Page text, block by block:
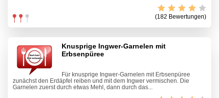
(182 Bewertungen)
Knusprige Ingwer-Garnelen mit
Erbsenpüree
Für knusprige Ingwer-Garnelen mit Erbsenpüree
zunächst den Erdäpfel reiben und mit dem Ingwer vermischen. Die
Garnelen zuerst durch etwas Mehl, dann durch das...